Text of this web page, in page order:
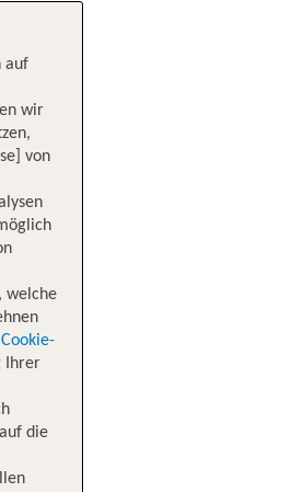
auf
wir
von
welche
Cookie-
Ihrer
die